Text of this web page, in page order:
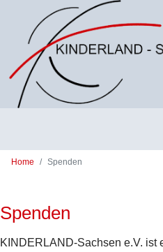
Zum Hauptinhalt springen
Home Spenden
Spenden
KINDERLAND-Sachsen e.V. ist